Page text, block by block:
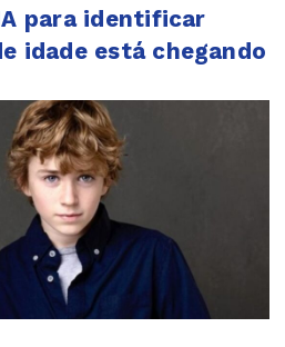
para identificar
idade está chegando